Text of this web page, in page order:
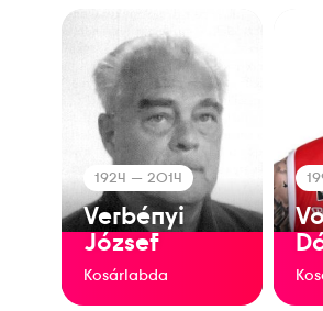
1924 — 2014
Verbényi
József
Kosárlabda